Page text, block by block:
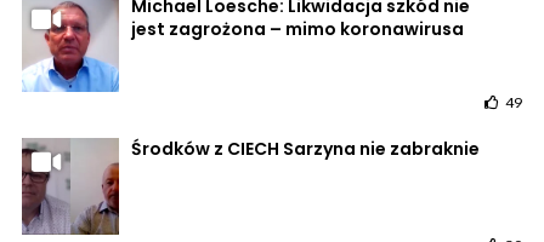
Michael Loesche: Likwidacja szkód nie
jest zagrożona – mimo koronawirusa
49
Środków z CIECH Sarzyna nie zabraknie